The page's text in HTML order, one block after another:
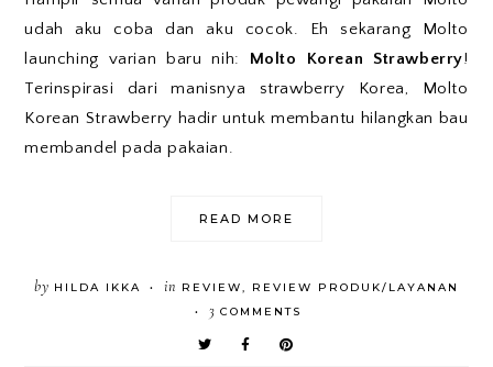
udah aku coba dan aku cocok. Eh sekarang Molto
launching varian baru nih: Molto Korean Strawberry!
Terinspirasi dari manisnya strawberry Korea, Molto
Korean Strawberry hadir untuk membantu hilangkan bau
membandel pada pakaian.
READ MORE
by HILDA IKKA • in REVIEW, REVIEW PRODUK/LAYANAN
• 3 COMMENTS